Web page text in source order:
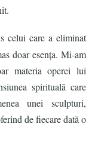
celui care a eliminat
doar esența. Mi-am
materia operei lui
spirituală care
unei sculpturi,
de fiecare dată o